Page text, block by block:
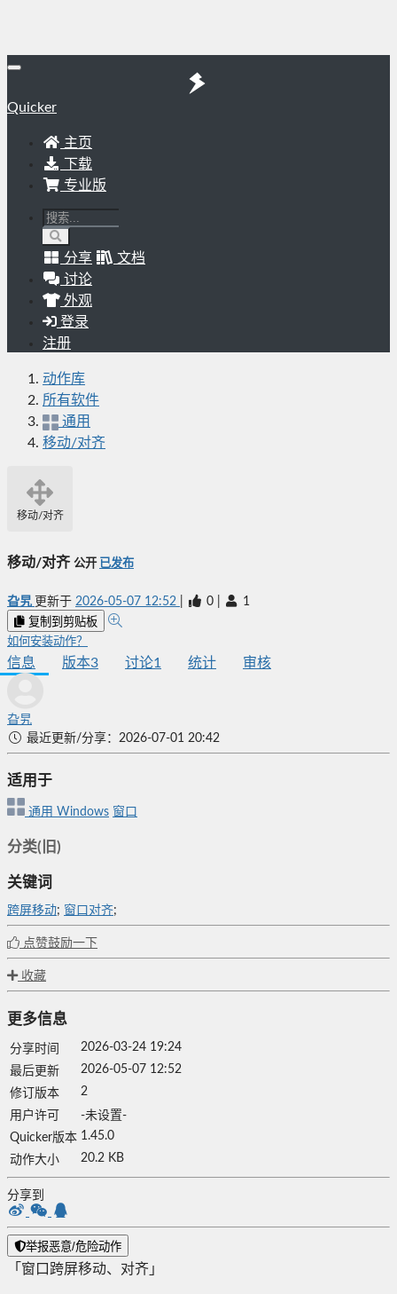
Quicker
主页
下载
专业版
分享
文档
讨论
外观
登录
注册
动作库
所有软件
通用
移动/对齐
移动/对齐
移动/对齐 公开 已发布
旮旯 更新于 2026-05-07 12:52 0 1
复制到剪贴板
如何安装动作？
信息 版本3 讨论1 统计 审核
旮旯
最近更新/分享：2026-07-01 20:42
适用于
通用 Windows 窗口
分类(旧)
关键词
跨屏移动; 窗口对齐;
点赞鼓励一下
收藏
更多信息
分享时间
2026-03-24 19:24
最后更新
2026-05-07 12:52
修订版本
2
用户许可
-未设置-
Quicker版本 1.45.0
动作大小
20.2 KB
分享到
举报恶意/危险动作
「窗口跨屏移动、对齐」